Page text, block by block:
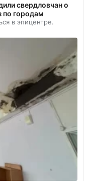
свердловчан о
по городам
в эпицентре.